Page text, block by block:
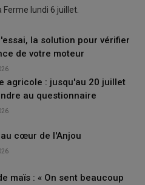
lundi 6 juillet.
la solution pour vérifier
de votre moteur
agricole : jusqu'au 20 juillet
au questionnaire
cœur de l'Anjou
maïs : « On sent beaucoup